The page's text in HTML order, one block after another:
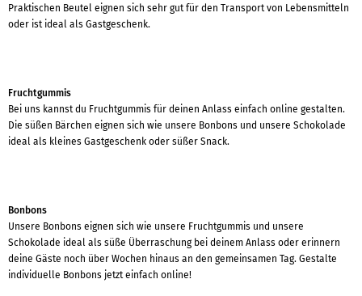
Praktischen Beutel eignen sich sehr gut für den Transport von Lebensmitteln
oder ist ideal als Gastgeschenk.
Fruchtgummis
Bei uns kannst du Fruchtgummis für deinen Anlass einfach online gestalten.
Die süßen Bärchen eignen sich wie unsere Bonbons und unsere Schokolade
ideal als kleines Gastgeschenk oder süßer Snack.
Bonbons
Unsere Bonbons eignen sich wie unsere Fruchtgummis und unsere
Schokolade ideal als süße Überraschung bei deinem Anlass oder erinnern
deine Gäste noch über Wochen hinaus an den gemeinsamen Tag. Gestalte
individuelle Bonbons jetzt einfach online!